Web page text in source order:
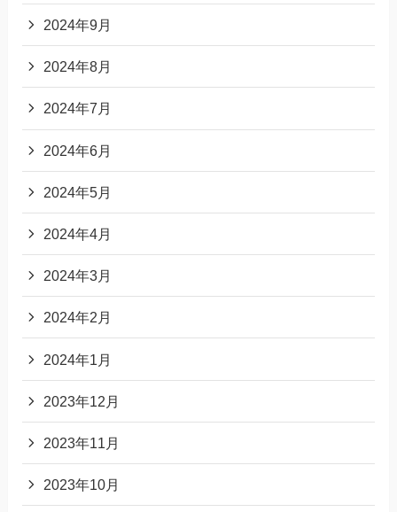
2024年9月
2024年8月
2024年7月
2024年6月
2024年5月
2024年4月
2024年3月
2024年2月
2024年1月
2023年12月
2023年11月
2023年10月